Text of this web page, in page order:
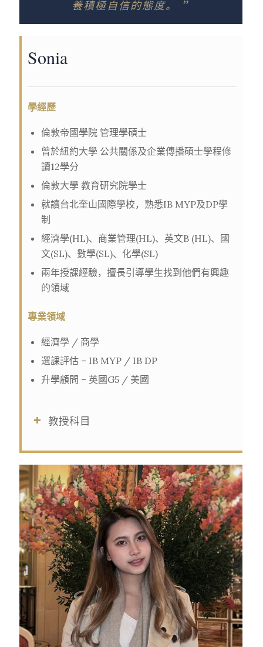
養積極自信的態度。 ”
Sonia
學經歷
倫敦帝國學院 管理學碩士
曾於紐約大學 公共關係及企業傳播碩士學程修
讀12學分
倫敦大學 教育研究院學士
就讀台北奎山國際學校，熟悉IB MYP及DP學
制
經濟學(HL)、商業管理(HL)、英文B (HL)、國
文(SL)、數學(SL)、化學(SL)
兩年授課經驗，擅長引導學生找到他們有興趣
的領域
專業領域
經濟學 / 商學
選課評估 – IB MYP / IB DP
升學顧問 – 英國G5 / 美國
教授科目